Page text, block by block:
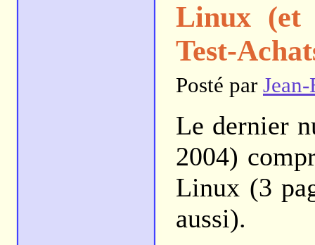
Linux (et
Test-
Posté par
Le dernier
2004)
Linux (3
aussi).